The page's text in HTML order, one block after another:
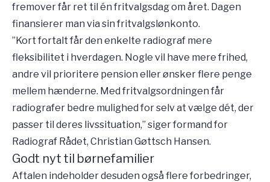
fremover får ret til én fritvalgsdag om året. Dagen
finansierer man via sin fritvalgslønkonto.
”Kort fortalt får den enkelte radiograf mere
fleksibilitet i hverdagen. Nogle vil have mere frihed,
andre vil prioritere pension eller ønsker flere penge
mellem hænderne. Med fritvalgsordningen får
radiografer bedre mulighed for selv at vælge dét, der
passer til deres livssituation,” siger formand for
Radiograf Rådet, Christian Gøttsch Hansen.
Godt nyt til børnefamilier
Aftalen indeholder desuden også flere forbedringer,